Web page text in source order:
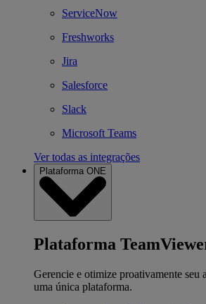
ServiceNow
Freshworks
Jira
Salesforce
Slack
Microsoft Teams
Ver todas as integrações
Plataforma ONE
Plataforma
Gerencie e otimize proativamente seu
uma única plataforma.